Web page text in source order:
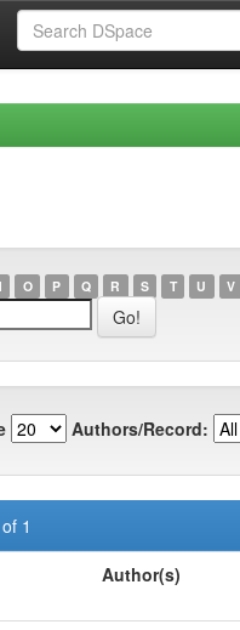
O P Q R S T U V
Authors/Record:
1
Author(s)